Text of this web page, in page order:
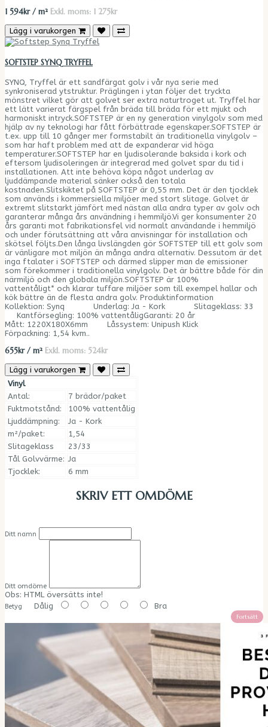
1 594kr / m² Exkl. moms: 1 275kr
Lägg i varukorgen
SOFTSTEP SYNQ TRYFFEL
SYNQ, Tryffel är ett sandfärgat golv i vår nya serie med
synkroniserad ytstruktur. Präglingen i ytan följer det tryckta
mönstret vilket gör att golvet ser extra naturtroget ut. Tryffel har
ett lätt varierat färgspel från bräda till bräda för ett mjukt och
harmoniskt intryck.SOFTSTEP är en ny generation vinylgolv som med
hjälp av ny teknologi har fått förbättrade egenskaper.SOFTSTEP är
t.ex. upp till 10 gånger mer formstabilt än traditionella vinylgolv –
som har haft problem med att de expanderar vid höga
temperaturer.SOFTSTEP har en ljudisolerande baksida i kork och
eftersom ljudisoleringen är integrerad med golvet spar du tid i
installationen. Att inte behöva köpa något underlag av
ljuddämpande material sänker också den totala
kostnaden.Slitskiktet på SOFTSTEP är 0,55 mm. Det är den tjocklek
som används i kommersiella miljöer med stort slitage. Golvet är
extremt slitstarkt jämfört med nästan alla andra typer av golv och
garanterar många års användning i hemmiljö.Vi ger konsumenter 20
års garanti mot fabrikationsfel vid normalt användande i hemmiljö
och under förutsättning att våra anvisningar för installation och
skötsel följts.Den långa livslängden gör SOFTSTEP till ett golv som
är vänligare mot miljön än många andra alternativ. Dessutom är det
inga ftalater i SOFTSTEP och därmed slipper man de emissioner
som förekommer i traditionella vinylgolv. Det är bättre både för din
närmiljö och den globala miljön.SOFTSTEP är 100%
vattentåligt* och klarar tuffare miljöer som till exempel hallar och
kök bättre än de flesta andra golv. Produktinformation
Kollektion: Synq Underlag: Ja - Kork Slitageklass: 33
Kantförsegling: 100% vattentåligGaranti: 20 år
Mått: 1220X180X6mm Låssystem: Unipush Klick
Förpackning: 1,54 kvm..
655kr / m² Exkl. moms: 524kr
Lägg i varukorgen
Vinyl
Antal:
7 brädor/paket
Fuktmotstånd:
100% vattentålig
Ljuddämpning:
Ja - Kork
m²/paket:
1,54
Slitageklass
23/33
Tål Golvvärme: Ja
Tjocklek:
6 mm
SKRIV ETT OMDÖME
Ditt namn
Ditt omdöme
Obs: HTML översätts inte!
Betyg Dålig Bra
Fortsätt